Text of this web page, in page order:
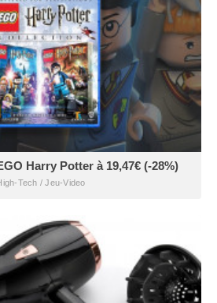
Harry Potter à 19,47€ (-28%)
Tech / Jeu-Video